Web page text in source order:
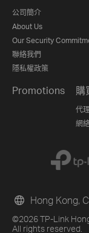
公司簡介
About Us
Our Security
聯絡我們
隱私權政策
Promotions 購
代
網
©2026 TP-Link
All rights reserved.
Hong Kong,